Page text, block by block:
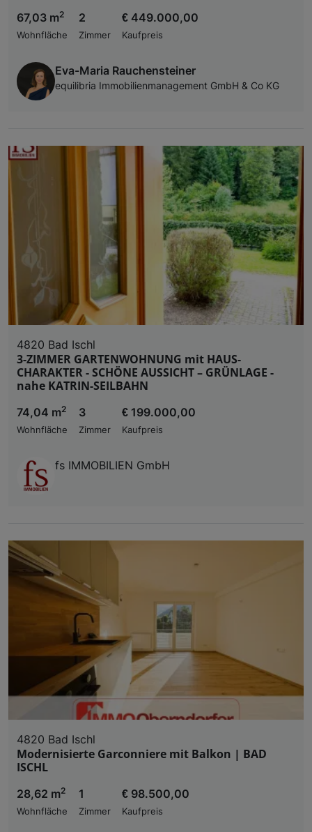
67,03 m2
Wohnfläche
2
Zimmer
€ 449.000,00
Kaufpreis
Eva-Maria Rauchensteiner
equilibria Immobilienmanagement GmbH & Co KG
4820 Bad Ischl
3-ZIMMER GARTENWOHNUNG mit HAUS-
CHARAKTER - SCHÖNE AUSSICHT – GRÜNLAGE -
nahe KATRIN-SEILBAHN
74,04 m2
Wohnfläche
3
Zimmer
€ 199.000,00
Kaufpreis
fs IMMOBILIEN GmbH
4820 Bad Ischl
Modernisierte Garconniere mit Balkon | BAD
ISCHL
28,62 m2
Wohnfläche
1
Zimmer
€ 98.500,00
Kaufpreis